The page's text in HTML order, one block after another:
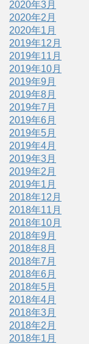
2020年3月
2020年2月
2020年1月
2019年12月
2019年11月
2019年10月
2019年9月
2019年8月
2019年7月
2019年6月
2019年5月
2019年4月
2019年3月
2019年2月
2019年1月
2018年12月
2018年11月
2018年10月
2018年9月
2018年8月
2018年7月
2018年6月
2018年5月
2018年4月
2018年3月
2018年2月
2018年1月